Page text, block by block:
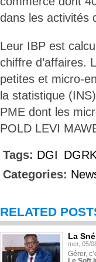
dans les activités
Leur IBP est
chiffre d’affaires.
petites et micro-
la statistique
PME dont les
POLD LEVI
Tags: DGI DGRK
Categories:
RELATED
La
mer, 05/
Gérer,